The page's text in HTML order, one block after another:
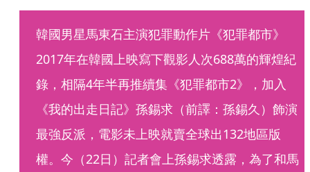
韓國男星馬東石主演犯罪動作片《犯罪都市》
2017年在韓國上映寫下觀影人次688萬的輝煌紀
錄，相隔4年半再推續集《犯罪都市2》，加入
《我的出走日記》孫錫求（前譯：孫錫久）飾演
最強反派，電影未上映就賣全球出132地區版
權。今（22日）記者會上孫錫求透露，為了和馬